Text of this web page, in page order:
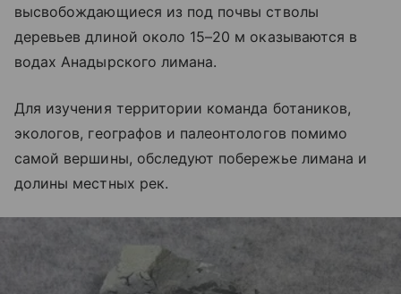
высвобождающиеся из под почвы стволы
деревьев длиной около 15–20 м оказываются в
водах Анадырского лимана.
Для изучения территории команда ботаников,
экологов, географов и палеонтологов помимо
самой вершины, обследуют побережье лимана и
долины местных рек.